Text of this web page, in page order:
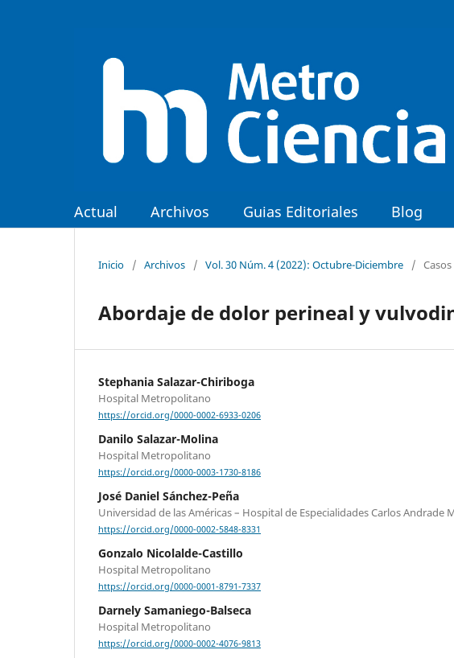
Actual Archivos Guias Editoriales Blog
Inicio / Archivos / Vol. 30 Núm. 4 (2022): Octubre-Diciembre /
Abordaje de dolor perineal y
Stephania Salazar-Chiriboga
Hospital Metropolitano
https://orcid.org/0000-0002-6933-0206
Danilo Salazar-Molina
Hospital Metropolitano
https://orcid.org/0000-0003-1730-8186
José Daniel Sánchez-Peña
Universidad de las Américas – Hospital de Especialidades Carlos Andrade
https://orcid.org/0000-0002-5848-8331
Gonzalo Nicolalde-Castillo
Hospital Metropolitano
https://orcid.org/0000-0001-8791-7337
Darnely Samaniego-Balseca
Hospital Metropolitano
https://orcid.org/0000-0002-4076-9813